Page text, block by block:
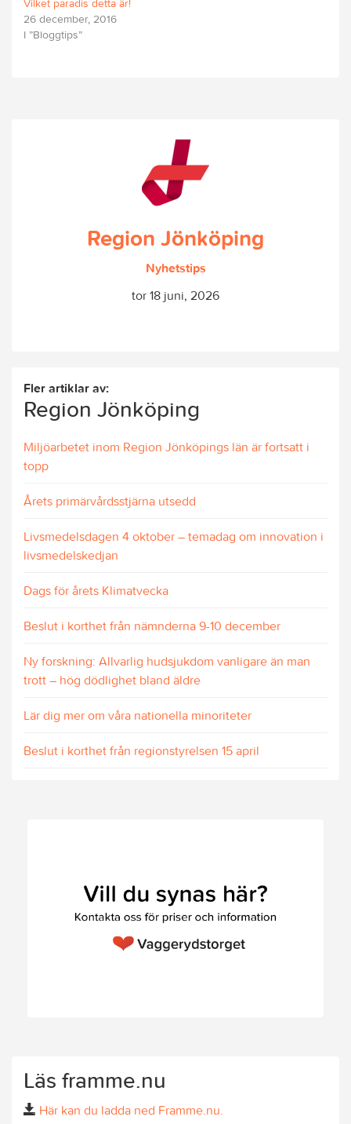
26 december, 2016
I ”Bloggtips”
Region Jönköping
Nyhetstips
tor 18 juni, 2026
Fler artiklar av:
Region Jönköping
Miljöarbetet inom Region Jönköpings län är fortsatt i
topp
Årets primärvårdsstjärna utsedd
Livsmedelsdagen 4 oktober – temadag om innovation i
livsmedelskedjan
Dags för årets Klimatvecka
Beslut i korthet från nämnderna 9-10 december
Ny forskning: Allvarlig hudsjukdom vanligare än man
trott – hög dödlighet bland äldre
Lär dig mer om våra nationella minoriteter
Beslut i korthet från regionstyrelsen 15 april
Läs framme.nu
Här kan du ladda ned Framme.nu.